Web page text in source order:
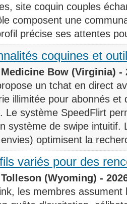
site coquin couples
composent une
précise ses attentes
coquines et
Bow (Virginia) -
un tchat en direct
illimitée pour abonnés et
Le système SpeedFlirt
système de swipe intuitif.
optimisent la
variés pour des
(Wyoming) -
les membres